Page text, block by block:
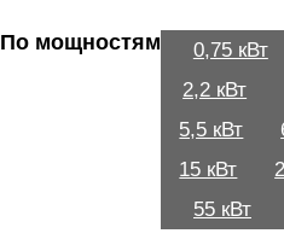
По мощностям 0,75 кВт
2,2 кВт
5,5 кВт
15 кВт
55 кВт